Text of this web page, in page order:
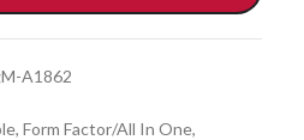
A1862
, Form Factor/All In One,